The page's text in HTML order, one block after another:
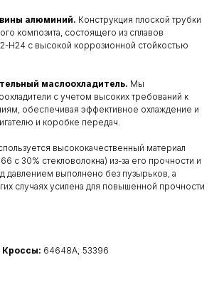
алюминий. Конструкция плоской трубки
композита, состоящего из сплавов
H24 с высокой коррозионной стойкостью
маслоохладитель. Мы
с учетом высоких требований к
обеспечивая эффективное охлаждение и
и коробке передач.
высококачественный материал
с 30% стекловолокна) из-за его прочности и
давлением выполнено без пузырьков, а
случаях усилена для повышенной прочности
Кроссы: 64648A; 53396